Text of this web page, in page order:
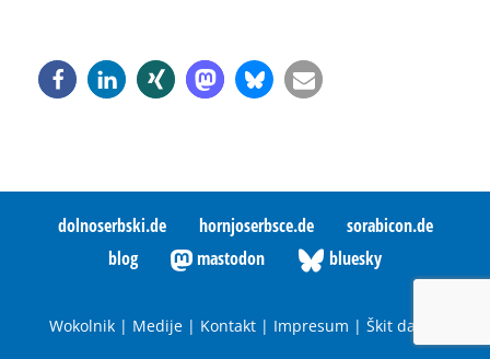
dolnoserbski.de hornjoserbsce.de
sorabicon.de
blog
mastodon bluesky
Wokolnik| Medije| Kontakt| Impresum | Škit datow